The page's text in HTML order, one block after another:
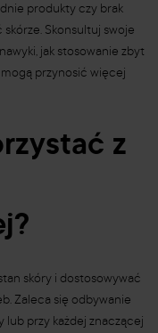
produkty czy brak
Skonsultuj swoje
jak stosowanie zbyt
przynosić więcej
z
skóry i dostosowywać
Zaleca się odbywanie
lub przy każdej znaczącej